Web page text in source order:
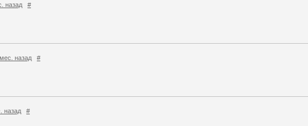
назад #
назад #
назад #